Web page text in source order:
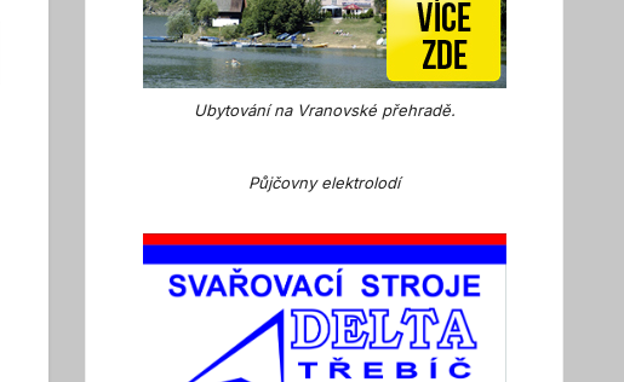
Ubytování na Vranovské přehradě.
Půjčovny elektrolodí